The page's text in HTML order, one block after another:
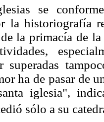
se
la historiografía
la primacía de
superadas
ha de pasar de
iglesia",
sólo a su